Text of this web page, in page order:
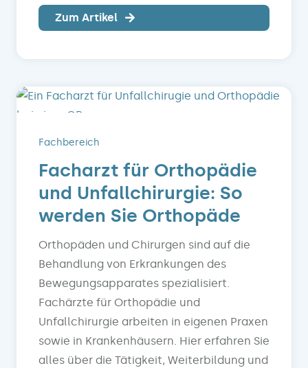
Zum Artikel
Fachbereich
Facharzt für Orthopädie
und Unfallchirurgie: So
werden Sie Orthopäde
Orthopäden und Chirurgen sind auf die
Behandlung von Erkrankungen des
Bewegungsapparates spezialisiert.
Fachärzte für Orthopädie und
Unfallchirurgie arbeiten in eigenen Praxen
sowie in Krankenhäusern. Hier erfahren Sie
alles über die Tätigkeit, Weiterbildung und